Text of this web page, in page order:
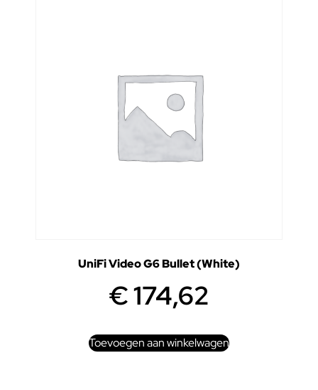
UniFi Video G6 Bullet (White)
€174,62
Toevoegen aan winkelwagen